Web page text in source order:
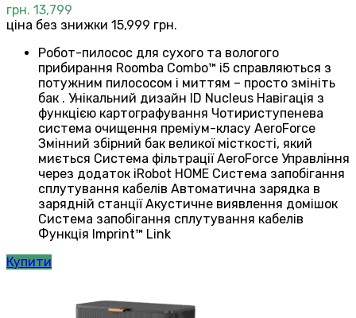
грн. 13,799
ціна без знижки 15,999 грн.
Робот-пилосос для сухого та вологого
прибирання Roomba Combo™ i5 справляються з
потужним пилососом і миттям – просто змініть
бак . Унікальний дизайн ID Nucleus Навігація з
функцією картографування Чотириступенева
система очищення преміум-класу AeroForce
Змінний збірний бак великої місткості, який
миється Система фільтрації AeroForce Управління
через додаток iRobot HOME Система запобігання
сплутування кабелів Автоматична зарядка в
зарядній станції Акустичне виявлення домішок
Система запобігання сплутування кабелів
Функція Imprint™ Link
Купити